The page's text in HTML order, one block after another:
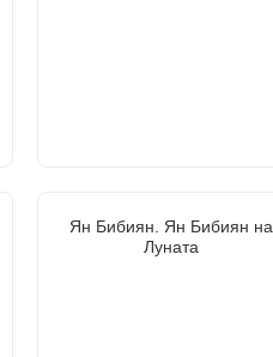
Ян Бибиян. Ян Бибиян на
Луната